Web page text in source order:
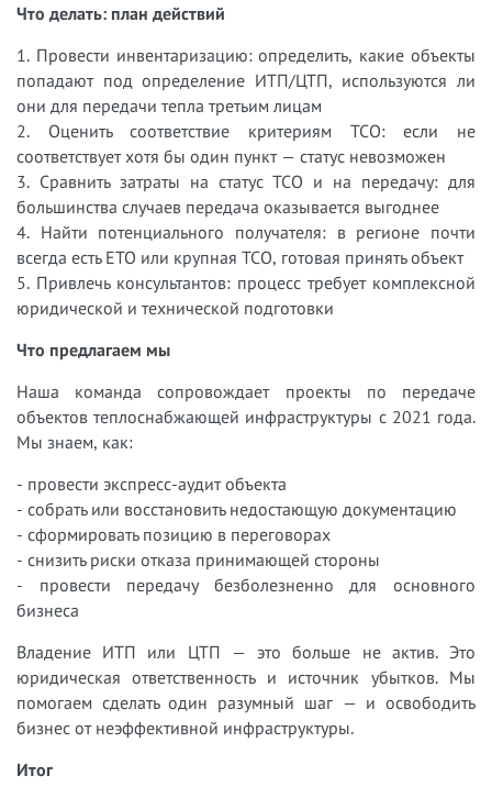
Что делать: план действий
1. Провести инвентаризацию: определить, какие объекты
попадают под определение ИТП/ЦТП, используются ли
они для передачи тепла третьим лицам
2. Оценить соответствие критериям ТСО: если не
соответствует хотя бы один пункт — статус невозможен
3. Сравнить затраты на статус ТСО и на передачу: для
большинства случаев передача оказывается выгоднее
4. Найти потенциального получателя: в регионе почти
всегда есть ЕТО или крупная ТСО, готовая принять объект
5. Привлечь консультантов: процесс требует комплексной
юридической и технической подготовки
Что предлагаем мы
Наша команда сопровождает проекты по передаче
объектов теплоснабжающей инфраструктуры с 2021 года.
Мы знаем, как:
- провести экспресс-аудит объекта
- собрать или восстановить недостающую документацию
- сформировать позицию в переговорах
- снизить риски отказа принимающей стороны
- провести передачу безболезненно для основного
бизнеса
Владение ИТП или ЦТП — это больше не актив. Это
юридическая ответственность и источник убытков. Мы
помогаем сделать один разумный шаг — и освободить
бизнес от неэффективной инфраструктуры.
Итог